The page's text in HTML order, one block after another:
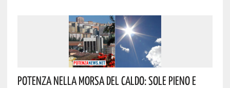
Potenza Nella Morsa Del Caldo: Sole Pieno E